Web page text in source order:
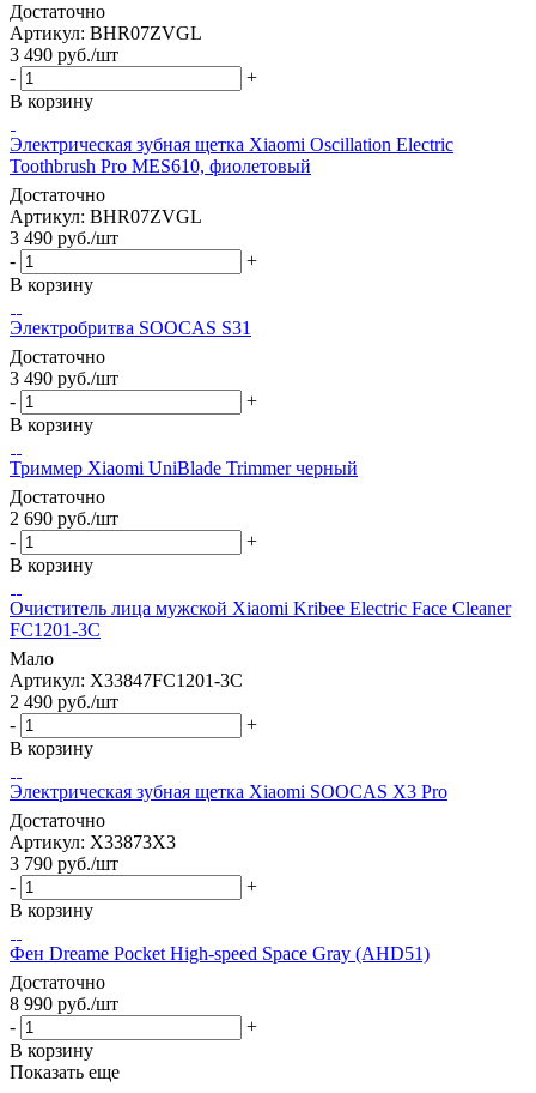
Достаточно
Артикул: BHR07ZVGL
3 490 руб./шт
-
+
В корзину
Электрическая зубная щетка Xiaomi Oscillation Electric
Toothbrush Pro MES610, фиолетовый
Достаточно
Артикул: BHR07ZVGL
3 490 руб./шт
-
+
В корзину
Электробритва SOOCAS S31
Достаточно
3 490 руб./шт
-
+
В корзину
Триммер Xiaomi UniBlade Trimmer черный
Достаточно
2 690 руб./шт
-
+
В корзину
Очиститель лица мужской Xiaomi Kribee Electric Face Cleaner
FC1201-3C
Мало
Артикул: X33847FC1201-3C
2 490 руб./шт
-
+
В корзину
Электрическая зубная щетка Xiaomi SOOCAS X3 Pro
Достаточно
Артикул: X33873X3
3 790 руб./шт
-
+
В корзину
Фен Dreame Pocket High-speed Space Gray (AHD51)
Достаточно
8 990 руб./шт
-
+
В корзину
Показать еще